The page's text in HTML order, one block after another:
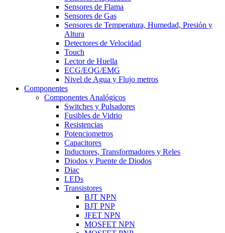
Sensores de Flama
Sensores de Gas
Sensores de Temperatura, Humedad, Presión y
Altura
Detectores de Velocidad
Touch
Lector de Huella
ECG/EQG/EMG
Nivel de Agua y Flujo metros
Componentes
Componentes Analógicos
Switches y Pulsadores
Fusibles de Vidrio
Resistencias
Potenciometros
Capacitores
Inductores, Transformadores y Reles
Diodos y Puente de Diodos
Diac
LEDs
Transistores
BJT NPN
BJT PNP
JFET NPN
MOSFET NPN